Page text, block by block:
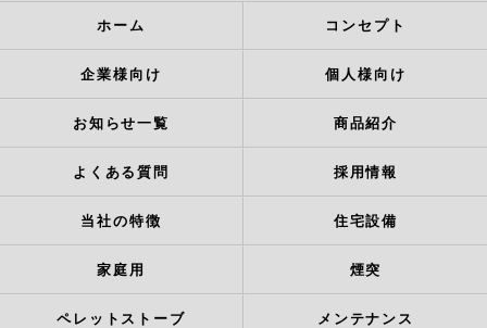
ホーム コンセプト
企業様向け 個人様向け
お知らせ一覧 商品紹介
よくある質問 採用情報
当社の特徴 住宅設備
家庭用 煙突
ペレットストーブ メンテナンス